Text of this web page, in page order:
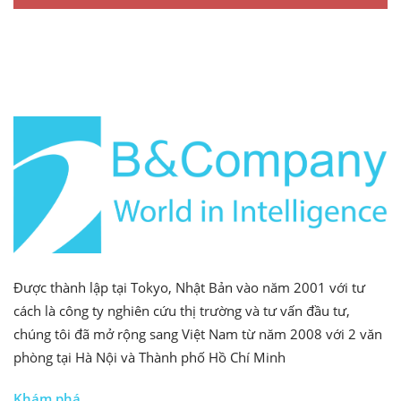
Nguồn: Tổng cục Thống kê (GSO), Cục Thống kê Tỉnh,
Tổng hợp B&Company
Được thành lập tại Tokyo, Nhật Bản vào năm 2001 với tư
cách là công ty nghiên cứu thị trường và tư vấn đầu tư,
chúng tôi đã mở rộng sang Việt Nam từ năm 2008 với 2 văn
phòng tại Hà Nội và Thành phố Hồ Chí Minh